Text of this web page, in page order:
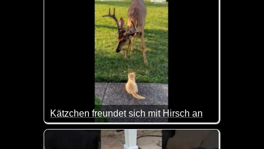
Kätzchen freundet sich mit Hirsch an
Ist das nicht goldig wie da kleine Kätzchen zum